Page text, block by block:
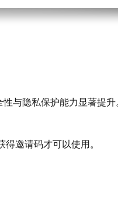
与隐私保护能力显著提升
邀请码才可以使用。